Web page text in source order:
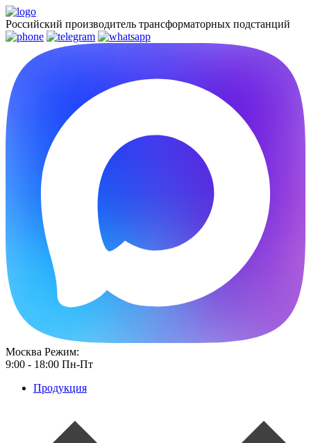
Российский производитель трансформаторных подстанций
Москва Режим:
9:00 - 18:00 Пн-Пт
Продукция